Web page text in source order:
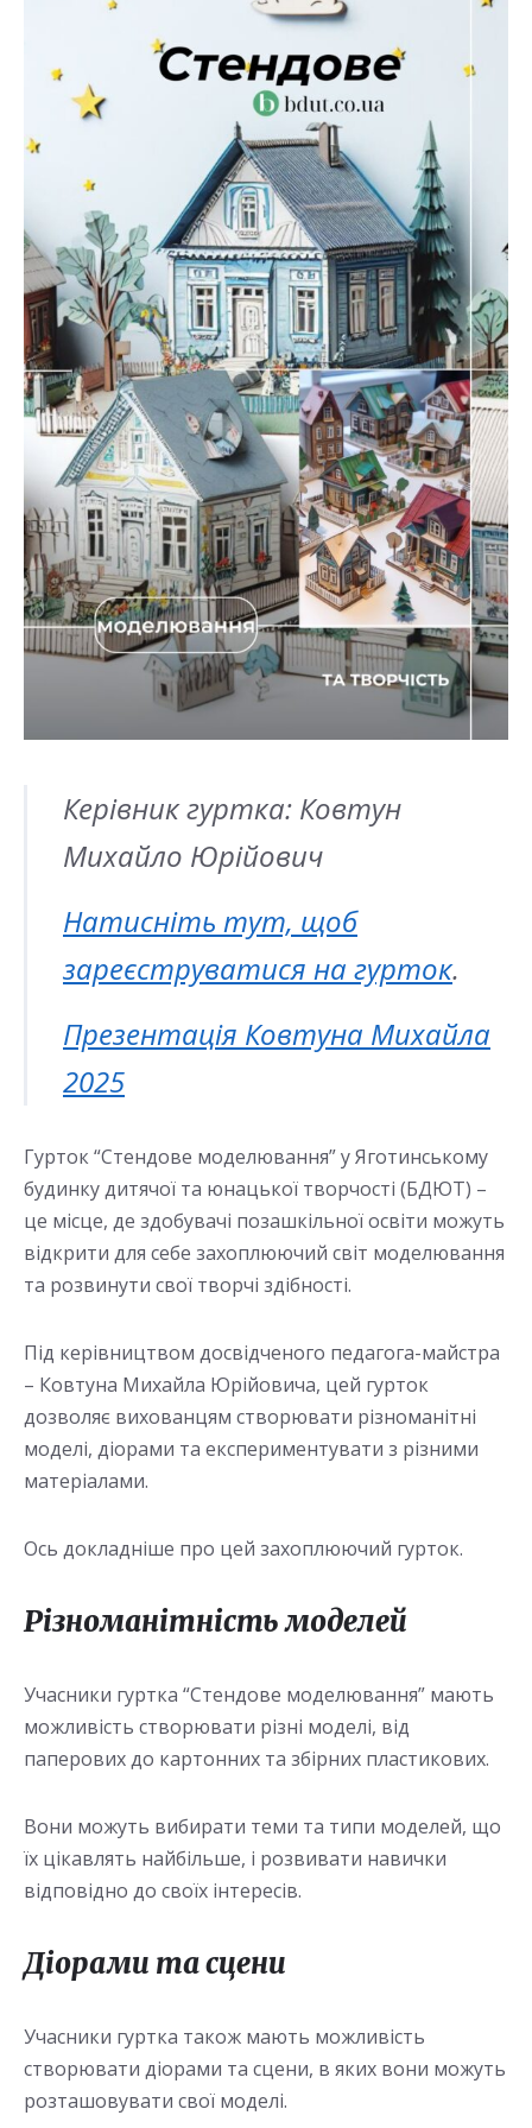
Керівник гуртка: Ковтун
Михайло Юрійович
Натисніть тут, щоб
зареєструватися на гурток.
Презентація Ковтуна Михайла
2025
Гурток “Стендове моделювання” у Яготинському
будинку дитячої та юнацької творчості (БДЮТ) –
це місце, де здобувачі позашкільної освіти можуть
відкрити для себе захоплюючий світ моделювання
та розвинути свої творчі здібності.
Під керівництвом досвідченого педагога-майстра
– Ковтуна Михайла Юрійовича, цей гурток
дозволяє вихованцям створювати різноманітні
моделі, діорами та експериментувати з різними
матеріалами.
Ось докладніше про цей захоплюючий гурток.
Різноманітність моделей
Учасники гуртка “Стендове моделювання” мають
можливість створювати різні моделі, від
паперових до картонних та збірних пластикових.
Вони можуть вибирати теми та типи моделей, що
їх цікавлять найбільше, і розвивати навички
відповідно до своїх інтересів.
Діорами та сцени
Учасники гуртка також мають можливість
створювати діорами та сцени, в яких вони можуть
розташовувати свої моделі.